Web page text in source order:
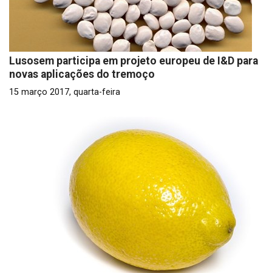
Lusosem participa em projeto europeu de I&D para
novas aplicações do tremoço
15 março 2017, quarta-feira